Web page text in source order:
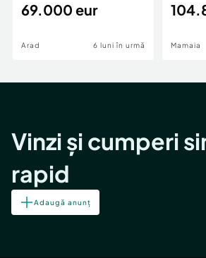
69.000 eur
Arad 6 luni în urmă Mamaia
Vinzi și cumperi
rapid
Adaugă anunț